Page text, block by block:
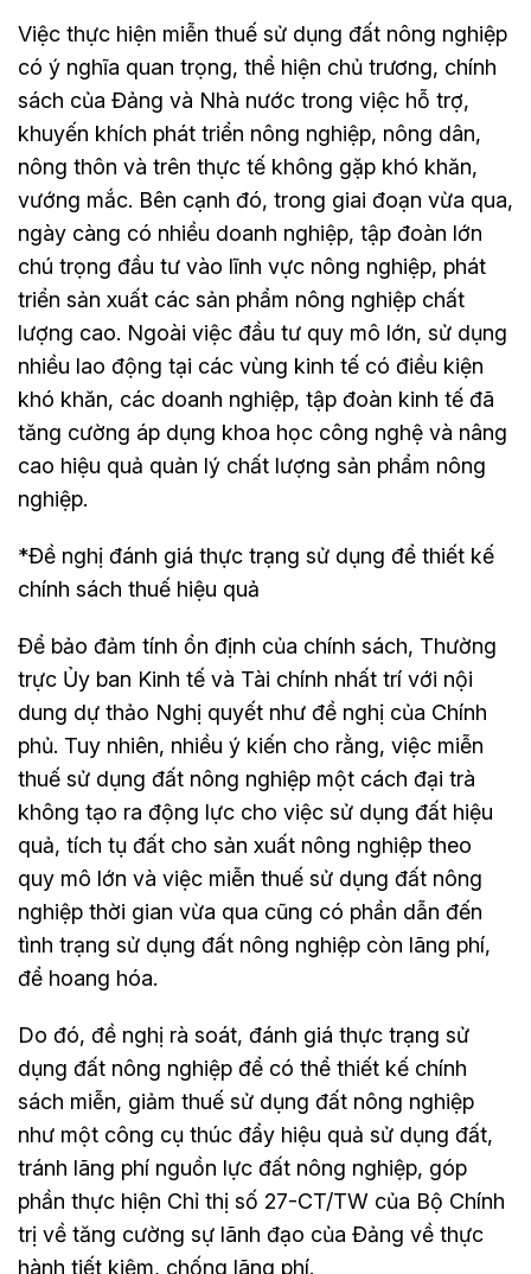
Việc thực hiện miễn thuế sử dụng đất nông nghiệp
có ý nghĩa quan trọng, thể hiện chủ trương, chính
sách của Đảng và Nhà nước trong việc hỗ trợ,
khuyến khích phát triển nông nghiệp, nông dân,
nông thôn và trên thực tế không gặp khó khăn,
vướng mắc. Bên cạnh đó, trong giai đoạn vừa qua,
ngày càng có nhiều doanh nghiệp, tập đoàn lớn
chú trọng đầu tư vào lĩnh vực nông nghiệp, phát
triển sản xuất các sản phẩm nông nghiệp chất
lượng cao. Ngoài việc đầu tư quy mô lớn, sử dụng
nhiều lao động tại các vùng kinh tế có điều kiện
khó khăn, các doanh nghiệp, tập đoàn kinh tế đã
tăng cường áp dụng khoa học công nghệ và nâng
cao hiệu quả quản lý chất lượng sản phẩm nông
nghiệp.
*Đề nghị đánh giá thực trạng sử dụng để thiết kế
chính sách thuế hiệu quả
Để bảo đảm tính ổn định của chính sách, Thường
trực Ủy ban Kinh tế và Tài chính nhất trí với nội
dung dự thảo Nghị quyết như đề nghị của Chính
phủ. Tuy nhiên, nhiều ý kiến cho rằng, việc miễn
thuế sử dụng đất nông nghiệp một cách đại trà
không tạo ra động lực cho việc sử dụng đất hiệu
quả, tích tụ đất cho sản xuất nông nghiệp theo
quy mô lớn và việc miễn thuế sử dụng đất nông
nghiệp thời gian vừa qua cũng có phần dẫn đến
tình trạng sử dụng đất nông nghiệp còn lãng phí,
để hoang hóa.
Do đó, đề nghị rà soát, đánh giá thực trạng sử
dụng đất nông nghiệp để có thể thiết kế chính
sách miễn, giảm thuế sử dụng đất nông nghiệp
như một công cụ thúc đẩy hiệu quả sử dụng đất,
tránh lãng phí nguồn lực đất nông nghiệp, góp
phần thực hiện Chỉ thị số 27-CT/TW của Bộ Chính
trị về tăng cường sự lãnh đạo của Đảng về thực
hành tiết kiệm, chống lãng phí.